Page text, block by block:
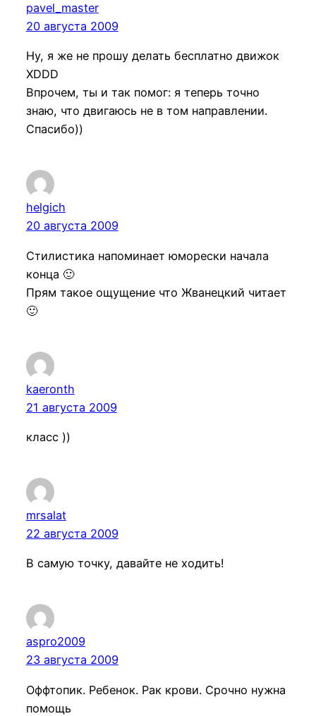
pavel_master
20 августа 2009
Ну, я же не прошу делать бесплатно движок
XDDD
Впрочем, ты и так помог: я теперь точно
знаю, что двигаюсь не в том направлении.
Спасибо))
helgich
20 августа 2009
Стилистика напоминает юморески начала
конца 🙂
Прям такое ощущение что Жванецкий читает
🙂
kaeronth
21 августа 2009
класс ))
mrsalat
22 августа 2009
В самую точку, давайте не ходить!
aspro2009
23 августа 2009
Оффтопик. Ребенок. Рак крови. Срочно нужна
помощь